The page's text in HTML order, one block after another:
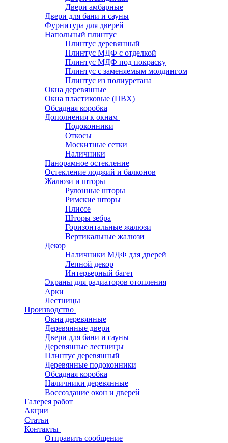
Двери амбарные
Двери для бани и сауны
Фурнитура для дверей
Напольный плинтус
Плинтус деревянный
Плинтус МДФ с отделкой
Плинтус МДФ под покраску
Плинтус с заменяемым молдингом
Плинтус из полиуретана
Окна деревянные
Окна пластиковые (ПВХ)
Обсадная коробка
Дополнения к окнам
Подоконники
Откосы
Москитные сетки
Наличники
Панорамное остекление
Остекление лоджий и балконов
Жалюзи и шторы
Рулонные шторы
Римские шторы
Плиссе
Шторы зебра
Горизонтальные жалюзи
Вертикальные жалюзи
Декор
Наличники МДФ для дверей
Лепной декор
Интерьерный багет
Экраны для радиаторов отопления
Арки
Лестницы
Производство
Окна деревянные
Деревянные двери
Двери для бани и сауны
Деревянные лестницы
Плинтус деревянный
Деревянные подоконники
Обсадная коробка
Наличники деревянные
Воссоздание окон и дверей
Галерея работ
Акции
Статьи
Контакты
Отправить сообщение